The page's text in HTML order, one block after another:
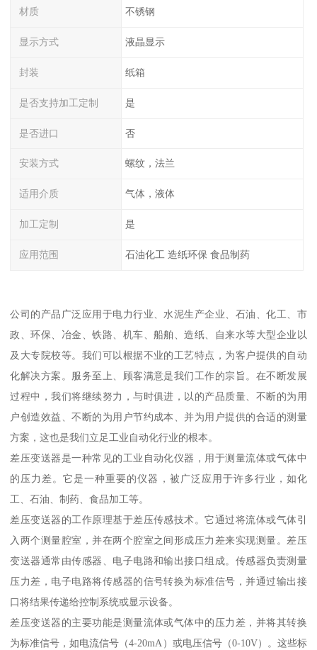
材质 不锈钢
显示方式 液晶显示
封装 纸箱
是否支持加工定制 是
是否进口 否
安装方式 螺纹，法兰
适用介质 气体，液体
加工定制 是
应用范围 石油化工 造纸环保 食品制药
公司的产品广泛应用于电力行业、水泥生产企业、石油、化工、市
政、环保、冶金、铁路、机车、船舶、造纸、自来水等大型企业以
及大专院校等。我们可以根据不业的工艺特点，为客户提供的自动
化解决方案。服务至上、顾客满意是我们工作的宗旨。在不断发展
过程中，我们将继续努力，与时俱进，以的产品质量、不断的为用
户创造效益、不断的为用户节约成本、并为用户提供的合适的测量
方案，这也是我们立足工业自动化行业的根本。
差压变送器是一种常见的工业自动化仪器，用于测量流体或气体中
的压力差。它是一种重要的仪器，被广泛应用于许多行业，如化
工、石油、制药、食品加工等。
差压变送器的工作原理基于差压传感技术。它通过将流体或气体引
入两个测量腔室，并在两个腔室之间形成压力差来实现测量。差压
变送器通常由传感器、电子电路和输出接口组成。传感器负责测量
压力差，电子电路将传感器的信号转换为标准信号，并通过输出接
口将结果传递给控制系统或显示设备。
差压变送器的主要功能是测量流体或气体中的压力差，并将其转换
为标准信号，如电流信号（4-20mA）或电压信号（0-10V）。这些标